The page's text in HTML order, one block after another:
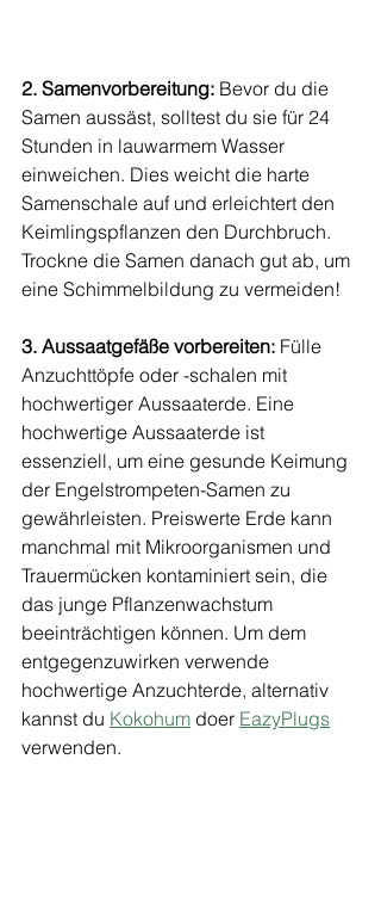
2. Samenvorbereitung: Bevor du die
Samen aussäst, solltest du sie für 24
Stunden in lauwarmem Wasser
einweichen. Dies weicht die harte
Samenschale auf und erleichtert den
Keimlingspflanzen den Durchbruch.
Trockne die Samen danach gut ab, um
eine Schimmelbildung zu vermeiden!
3. Aussaatgefäße vorbereiten: Fülle
Anzuchttöpfe oder -schalen mit
hochwertiger Aussaaterde. Eine
hochwertige Aussaaterde ist
essenziell, um eine gesunde Keimung
der Engelstrompeten-Samen zu
gewährleisten. Preiswerte Erde kann
manchmal mit Mikroorganismen und
Trauermücken kontaminiert sein, die
das junge Pflanzenwachstum
beeinträchtigen können. Um dem
entgegenzuwirken verwende
hochwertige Anzuchterde, alternativ
kannst du Kokohum doer EazyPlugs
verwenden.